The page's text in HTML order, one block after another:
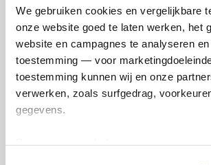
We gebruiken cookies en vergelijkbare
onze website goed te laten werken, het
website en campagnes te analyseren
toestemming — voor
toestemming kunnen wij en onze
verwerken, zoals surfgedrag,
gegevens.
50.75
Anoniem